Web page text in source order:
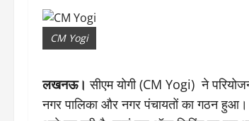
CM Yogi
लखनऊ। सीएम योगी (CM Yogi) ने
नगर पालिका और नगर पंचायतों का गठन